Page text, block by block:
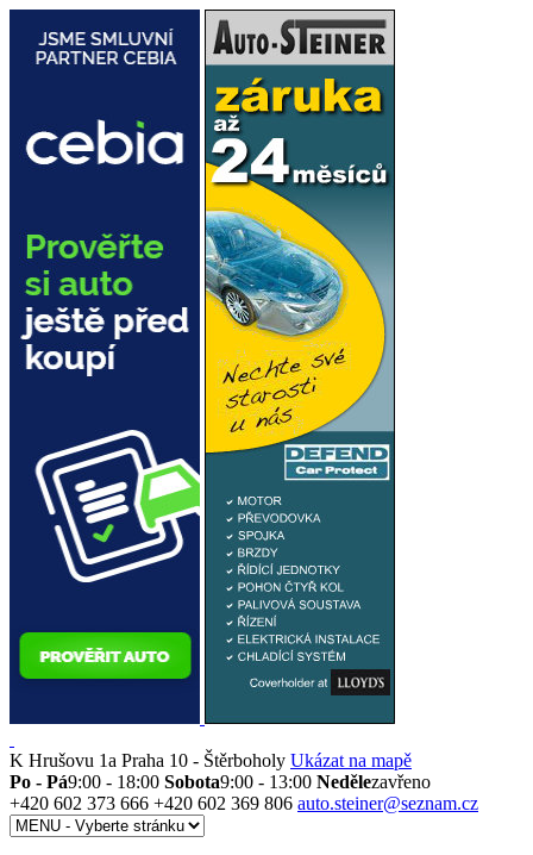
K Hrušovu 1a Praha 10 - Štěrboholy Ukázat na mapě
Po - Pá9:00 - 18:00 Sobota9:00 - 13:00 Nedělezavřeno
+420 602 373 666 +420 602 369 806 auto.steiner@seznam.cz